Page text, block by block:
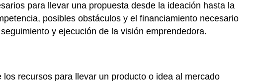
para llevar una propuesta desde la ideación hasta la
posibles obstáculos y el financiamiento necesario
y ejecución de la visión emprendedora.
recursos para llevar un producto o idea al mercado